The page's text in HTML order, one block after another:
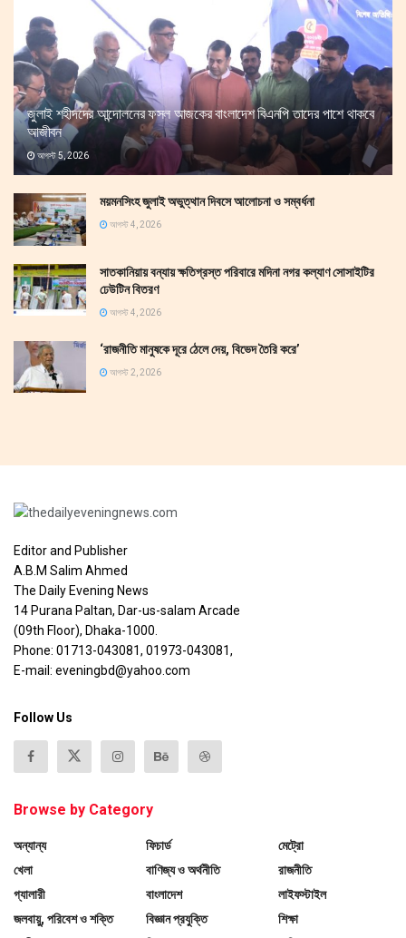
জুলাই শহীদদের আন্দোলনের ফসল আজকের বাংলাদেশ বিএনপি তাদের পাশে থাকবে
আজীবন
আগস্ট 5, 2026
ময়মনসিংহ জুলাই অভুত্থান দিবসে আলোচনা ও সম্বর্ধনা
আগস্ট 4, 2026
সাতকানিয়ায় বন্যায় ক্ষতিগ্রস্ত পরিবারে মদিনা নগর কল্যাণ সোসাইটির
ঢেউটিন বিতরণ
আগস্ট 4, 2026
‘রাজনীতি মানুষকে দূরে ঠেলে দেয়, বিভেদ তৈরি করে’
আগস্ট 2, 2026
Editor and Publisher
A.B.M Salim Ahmed
The Daily Evening News
14 Purana Paltan, Dar-us-salam Arcade
(09th Floor), Dhaka-1000.
Phone: 01713-043081, 01973-043081,
E-mail: eveningbd@yahoo.com
Follow Us
Browse by Category
অন্যান্য
খেলা
গ্যালারী
জলবায়ু, পরিবেশ ও শক্তি
ফিচার্ড
বাণিজ্য ও অর্থনীতি
বাংলাদেশ
বিজ্ঞান প্রযুক্তি
মেট্রো
রাজনীতি
লাইফস্টাইল
শিক্ষা